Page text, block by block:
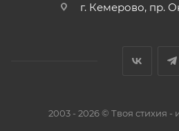
г. Кемерово, пр.
2003 - 2026 © Твоя стихия -